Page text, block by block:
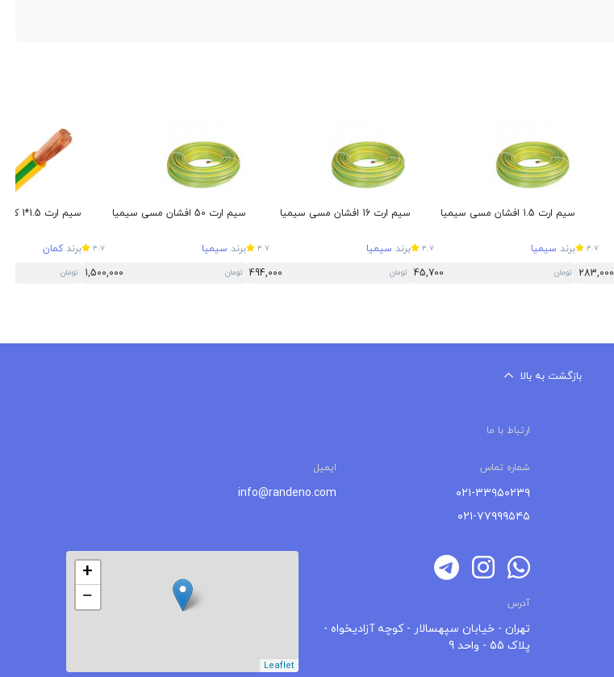
4.7
283,000
سیم ارت 1.5 افشان مسی سیمیا
برند سیمیا 4.7
تومان 45,700
سیم ارت 16 افشان مسی سیمیا
برند سیمیا 4.7
تومان 494,000
سیم ارت 50 افشان مسی سیمیا
برند سیمیا 4.7
تومان 1,500,000
سیم ارت 1.5*1 کمان مسی افشان
برندکمان
تومان
بازگشت به بالا
ارتباط با ما
شماره تماس ایمیل
۰۲۱-۳۳۹۵۰۲۳۹
۰۲۱-۷۷۹۹۹۵۴۵
info@randeno.com
آدرس
تهران - خیابان سپهسالار - کوچه آزادیخواه -
پلاک 55 - واحد 9
+
−
Leaflet